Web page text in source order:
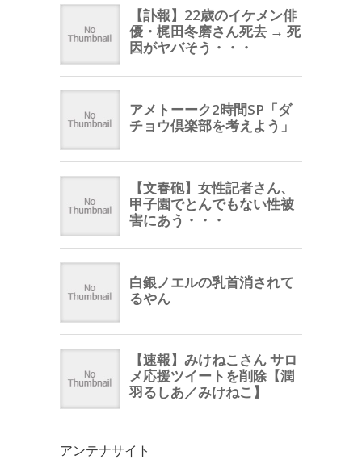
アンテナサイト